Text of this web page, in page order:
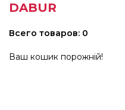
DABUR
Всего товаров: 0
Ваш кошик порожній!